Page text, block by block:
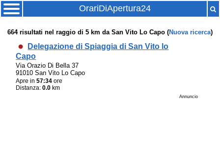
OrariDiApertura24
664risultati nel raggio di 5 km da San Vito Lo Capo (Nuova ricerca)
Delegazione di Spiaggia di San Vito lo
Capo
Via Orazio Di Bella 37
91010 San Vito Lo Capo
Apre in57:34 ore
Distanza:0.0 km
Annuncio